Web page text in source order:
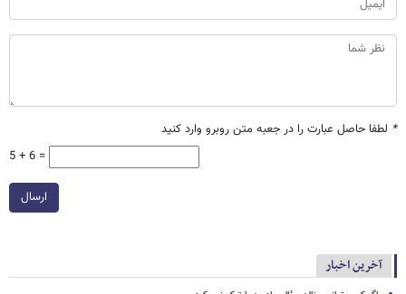
* لطفا حاصل عبارت را در جعبه متن روبرو وارد کنید
5 + 6 =
ارسال
آخرین اخبار